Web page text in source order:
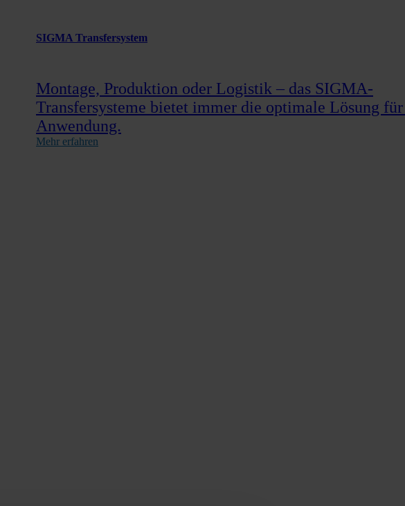
SIGMA Transfersystem
Montage, Produktion oder Logistik – das SIGMA-
Transfersysteme bietet immer die optimale Lösung
Anwendung.
Mehr erfahren